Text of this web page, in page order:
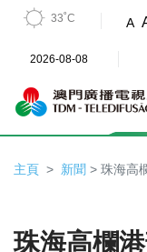
33˚C A
2026-08-08
主頁 新聞 > 珠海高
珠海高欄